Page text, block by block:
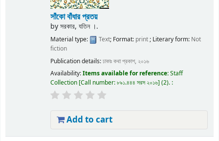
সাঁকো বাঁধার প্রতয়
byসরকার, যতিন ।.
Material type: Text; Format: print; Literary form: Not
fiction
Publication details:ঢাকাঃকথা প্রকাশ, ২০১৬
Availability:Items available for reference:Staff
Collection Call number:৮৯১.৪৪৪ সরস ২০১৬ (2). :
Add to cart